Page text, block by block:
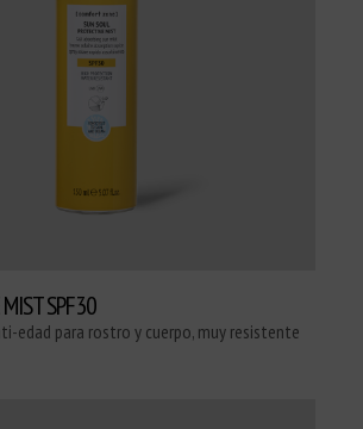
SPF30
edad para rostro y cuerpo, muy resistente